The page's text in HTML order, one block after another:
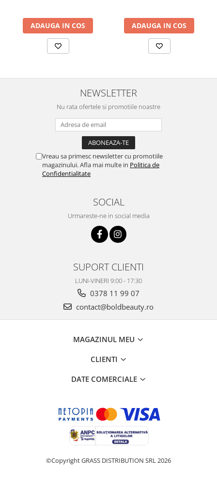
ADAUGA IN COS ADAUGA IN COS
NEWSLETTER
Nu rata ofertele si promotiile noastre
Vreau sa primesc newsletter cu promotiile
magazinului. Afla mai multe in Politica de
Confidentialitate
SOCIAL
Urmareste-ne in social media
SUPORT CLIENTI
LUNI-VINERI 9:00 - 17:30
0378 11 99 07
contact@boldbeauty.ro
MAGAZINUL MEU
CLIENTI
DATE COMERCIALE
©Copyright GRASS DISTRIBUTION SRL 2026